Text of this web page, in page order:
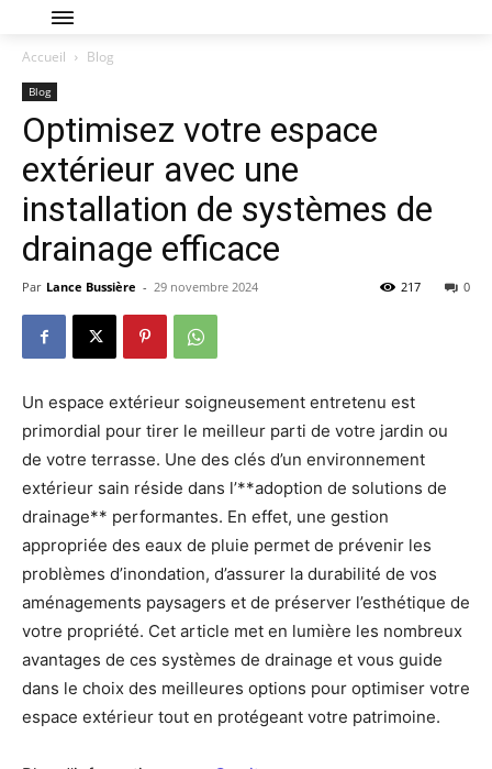
Accueil Blog
Blog
Optimisez votre espace
extérieur avec une
installation de systèmes de
drainage efficace
Par Lance Bussière - 29 novembre 2024 0
217
Un espace extérieur soigneusement entretenu est
primordial pour tirer le meilleur parti de votre jardin ou
de votre terrasse. Une des clés d’un environnement
extérieur sain réside dans l’**adoption de solutions de
drainage** performantes. En effet, une gestion
appropriée des eaux de pluie permet de prévenir les
problèmes d’inondation, d’assurer la durabilité de vos
aménagements paysagers et de préserver l’esthétique de
votre propriété. Cet article met en lumière les nombreux
avantages de ces systèmes de drainage et vous guide
dans le choix des meilleures options pour optimiser votre
espace extérieur tout en protégeant votre patrimoine.